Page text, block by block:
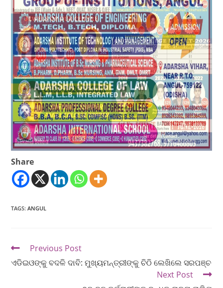
Share
TAGS:ANGUL
Previous Post
ଏଡିଇଓଙ୍କୁ ବଦଳି ଦାବି: ମୁଖ୍ୟମନ୍ତ୍ରୀଙ୍କୁ ଚିଠି ଲେଖିଲେ ସରପଞ୍ଚ
Next Post